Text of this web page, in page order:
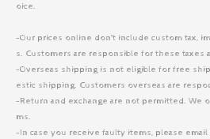
oice.
-Our prices online don’t include custom tax,
s. Customers are responsible for these taxes
-Overseas shipping is not eligible for free
estic shipping. Customers overseas are
-Return and exchange are not permitted. We
ms.
-In case you receive faulty items, please